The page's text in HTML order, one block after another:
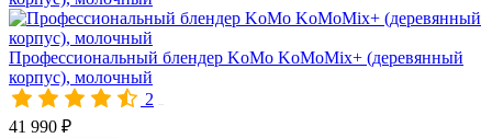
Профессиональный блендер KoMo KoMoMix+ (деревянный
корпус), молочный
2
41 990 ₽